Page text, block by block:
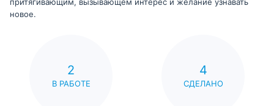
притягивающим, вызывающем интерес и желание узнавать
новое.
2
В РАБОТЕ
4
СДЕЛАНО